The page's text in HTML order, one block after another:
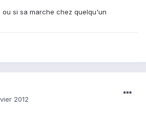
si sa marche chez quelqu'un
2012